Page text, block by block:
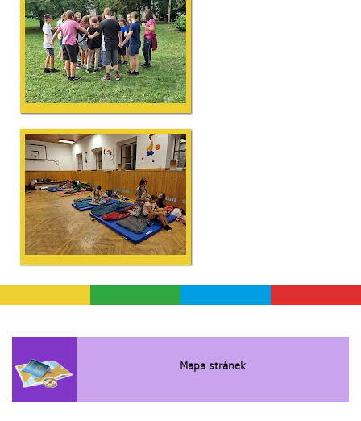
Mapa stránek